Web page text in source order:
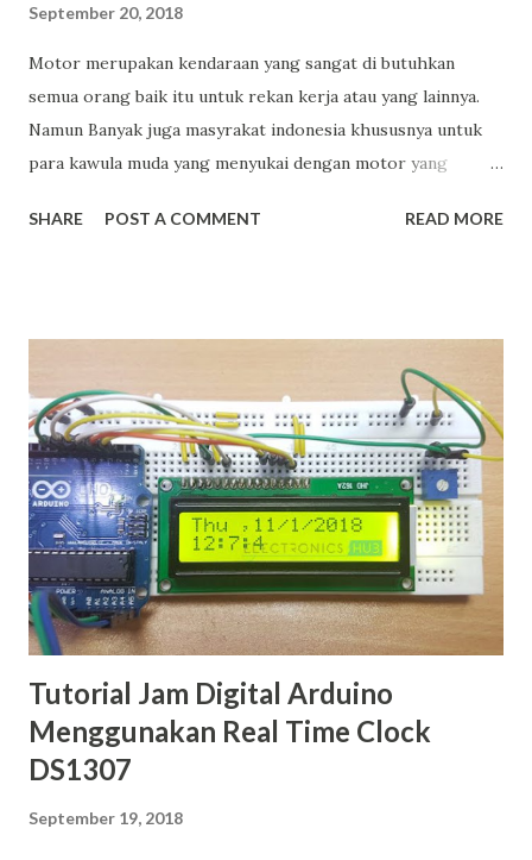
September 20, 2018
Motor merupakan kendaraan yang sangat di butuhkan
semua orang baik itu untuk rekan kerja atau yang lainnya.
Namun Banyak juga masyrakat indonesia khususnya untuk
para kawula muda yang menyukai dengan motor yang
sudah banyak sekali orang orang yang sudah memodifikasi
drag atau road race. Tetapi untuk membuat sebuah motor
agar lebih bertenaga memanglah membutuhkan biaya yang
cukup banyak, bahkan biaya yang di butuhkan akan melebihi
harga motor itu sendiri. Hal terebut memang sangat wajar
sekali bila baiayanya cukup banyak, karena harus beli ini itu
dan sebagainya. Nah untuk sobat otomotif yang ingin motor
kesayangannya memilki tenaga yang lebih, sobat otomotif
tak perlu khawatir. Karena masih ada cara membuat motor
lebih bertenaga yang tidak memakan biaya yang banyak dan
...
SHARE POST A COMMENT READ MORE
Tutorial Jam Digital Arduino
Menggunakan Real Time Clock
DS1307
September 19, 2018